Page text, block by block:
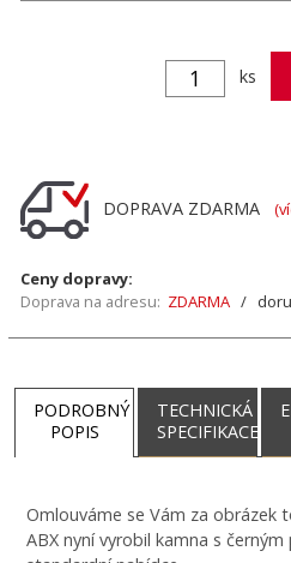
ks
DOPRAVA ZDARMA
Ceny dopravy:
Doprava na adresu: ZDARMA /
PODROBNÝ
POPIS
TECHNICKÁ
SPECIFIKACE
SOUVISEJÍCÍ
PRODUKTY
Omlouváme se Vám za obrázek
ABX nyní vyrobil kamna s